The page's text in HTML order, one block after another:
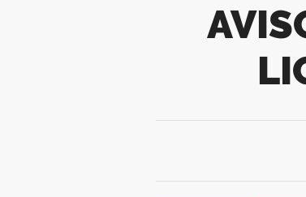
AVISO DE INTENÇÃO – DISPENSA DE